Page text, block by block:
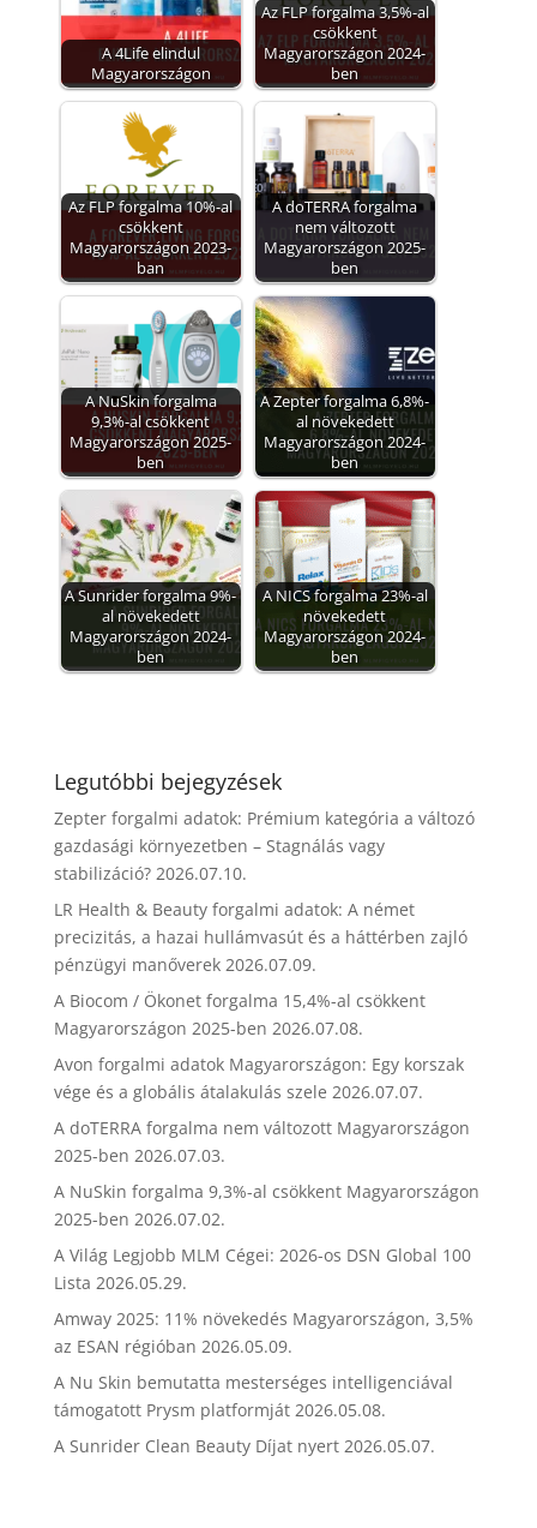
A 4Life elindul
Magyarországon
Az FLP forgalma 3,5%-al
csökkent
Magyarországon 2024-
ben
Az FLP forgalma 10%-al
csökkent
Magyarországon 2023-
ban
A doTERRA forgalma
nem változott
Magyarországon 2025-
ben
A NuSkin forgalma
9,3%-al csökkent
Magyarországon 2025-
ben
A Zepter forgalma 6,8%-
al növekedett
Magyarországon 2024-
ben
A Sunrider forgalma 9%-
al növekedett
Magyarországon 2024-
ben
A NICS forgalma 23%-al
növekedett
Magyarországon 2024-
ben
Legutóbbi bejegyzések
Zepter forgalmi adatok: Prémium kategória a változó
gazdasági környezetben – Stagnálás vagy
stabilizáció? 2026.07.10.
LR Health & Beauty forgalmi adatok: A német
precizitás, a hazai hullámvasút és a háttérben zajló
pénzügyi manőverek 2026.07.09.
A Biocom / Ökonet forgalma 15,4%-al csökkent
Magyarországon 2025-ben 2026.07.08.
Avon forgalmi adatok Magyarországon: Egy korszak
vége és a globális átalakulás szele 2026.07.07.
A doTERRA forgalma nem változott Magyarországon
2025-ben 2026.07.03.
A NuSkin forgalma 9,3%-al csökkent Magyarországon
2025-ben 2026.07.02.
A Világ Legjobb MLM Cégei: 2026-os DSN Global 100
Lista 2026.05.29.
Amway 2025: 11% növekedés Magyarországon, 3,5%
az ESAN régióban 2026.05.09.
A Nu Skin bemutatta mesterséges intelligenciával
támogatott Prysm platformját 2026.05.08.
A Sunrider Clean Beauty Díjat nyert 2026.05.07.